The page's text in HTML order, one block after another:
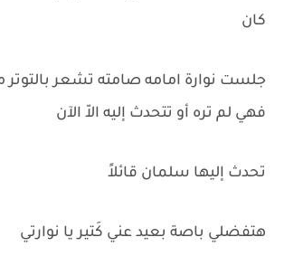
كان
جلست نوارة امامه صامته تشعر بالتوتر
فهي لم تره أو تتحدث إليه الاّ الآن
تحدث إليها سلمان قائلاً
هتفضلي باصة بعيد عني كَتير يا نوارتي